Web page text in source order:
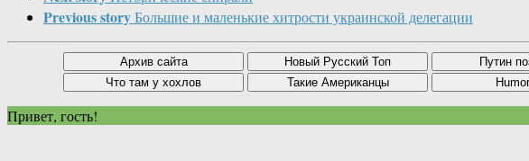
Previous storyБольшие и маленькие хитрости украинской делегации
Привет, гость!